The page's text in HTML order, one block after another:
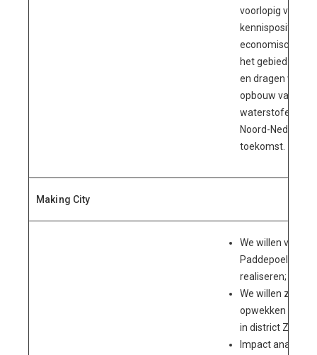
voorlopig vooral
kennispositie en
economische
het gebied van
en dragen we bij
opbouw van een
Noord-
toekomst.
Making City
We willen voor 2
Paddepoel
realiseren;
We willen
opwekken in
in district Zuid;
Impact analyse